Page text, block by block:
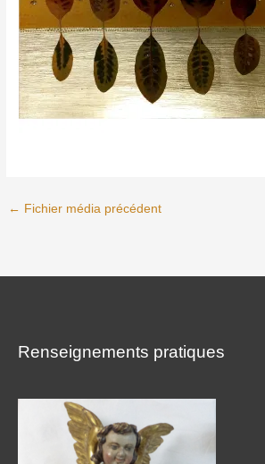
← Fichier média précédent
Renseignements pratiques